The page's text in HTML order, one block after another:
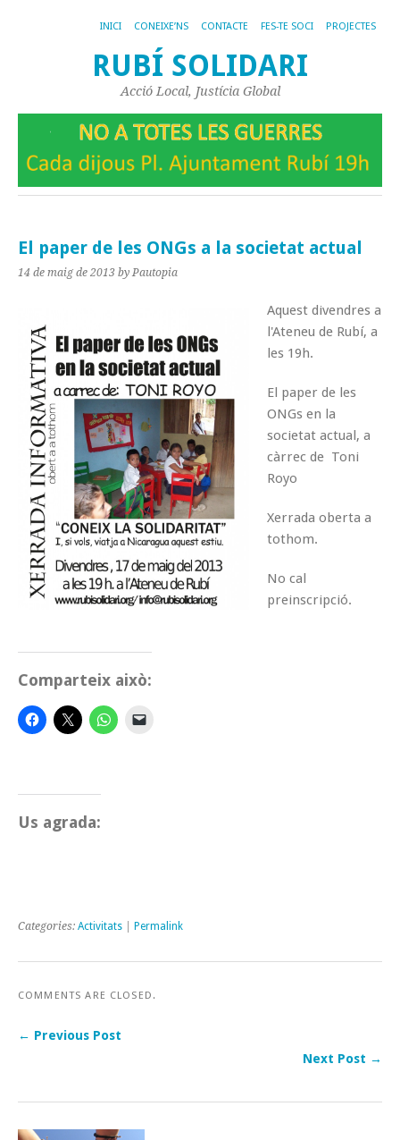
INICI CONEIXE’NS CONTACTE FES-TE SOCI PROJECTES
RUBÍ SOLIDARI
Acció Local, Justícia Global
El paper de les ONGs a la societat actual
14 de maig de 2013 by Pautopia
Aquest divendres a
l'Ateneu de Rubí, a
les 19h.
El paper de les
ONGs en la
societat actual, a
càrrec de Toni
Royo
Xerrada oberta a
tothom.
No cal
preinscripció.
Comparteix això:
Us agrada:
Categories: Activitats Permalink
COMMENTS ARE CLOSED.
← Previous Post
Next Post →